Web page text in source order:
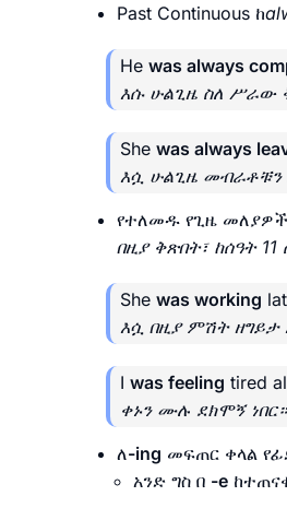
Past Continuous ከ
He was always
እሱ ሁልጊዜ ስለ ሥራው
She was always
እሷ ሁልጊዜ መብራቶቹን
የተለመዱ የጊዜ መለያዎች
በዚያ ቅጽበት፣ ከሰዓት
She was working
እሷ በዚያ ምሽት ዘግይታ
I was feeling tired
ቀኑን ሙሉ ደክሞኝ ነበር።
ለ-ing መፍጠር ቀላል
አንድ ግስ በ -e